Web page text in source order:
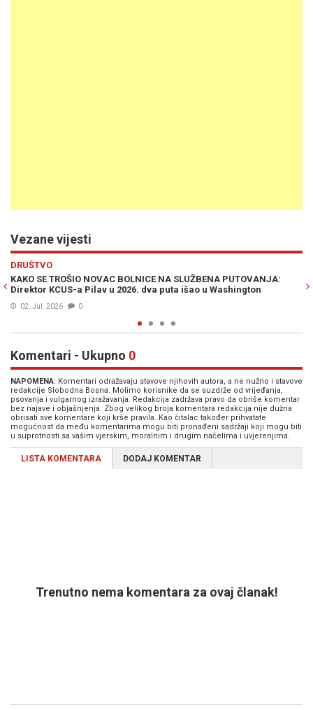
Vezane vijesti
PUTOVANJA:
u Washington
STIGLA POTVRDA IZ KCUS-a: Preminuo
braće koju je teško ranio Almer Inajetović
Previous
Komentari - Ukupno 0
NAPOMENA: Komentari odražavaju stavove njihovih autora, a ne nužno i stavove
redakcije Slobodna Bosna. Molimo korisnike da se suzdrže od vrijeđanja,
psovanja i vulgarnog izražavanja. Redakcija zadržava pravo da obriše komentar
bez najave i objašnjenja. Zbog velikog broja komentara redakcija nije dužna
obrisati sve komentare koji krše pravila. Kao čitalac također prihvatate
mogućnost da među komentarima mogu biti pronađeni sadržaji koji mogu biti
u suprotnosti sa vašim vjerskim, moralnim i drugim načelima i uvjerenjima.
LISTA KOMENTARA DODAJ KOMENTAR
Trenutno nema komentara za ovaj članak!